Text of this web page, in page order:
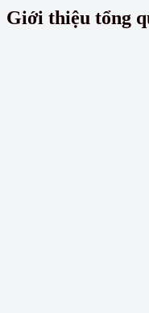
Giới thiệu tổng